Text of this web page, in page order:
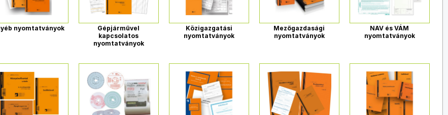
nyomtatványok
Gépjárművel
kapcsolatos
nyomtatványok
Közigazgatási
nyomtatványok
Mezőgazdasági
nyomtatványok
NAV és VÁM
nyomtatványok